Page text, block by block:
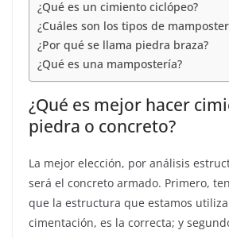
¿Qué es un cimiento ciclópeo?
¿Cuáles son los tipos de
¿Por qué se llama piedra braza?
¿Qué es una mampostería?
¿Qué es mejor hacer
piedra o concreto?
La mejor elección, por análisis
será el concreto armado. Primero,
que la estructura que estamos
cimentación, es la correcta; y